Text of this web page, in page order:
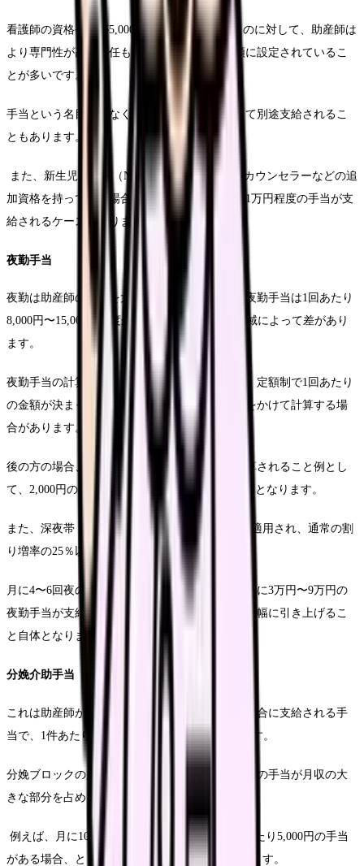
看護師の資格手当が5,000円〜1万円程度であるのに対して、助産師は
より専門性が高く責任も大きいので、より高額に設定されているこ
とが多いです。
手当という名目ではなく、「助産師手当」として別途支給されるこ
ともあります。
また、新生児蘇生法（NCPR）や母乳育児専門カウンセラーなどの追
加資格を持っている場合、それぞれの数千円〜1万円程度の手当が支
給されるケースもあります。
夜勤手当
夜勤は助産師の収入を大きく決める要素です。夜勤手当は1回あたり
8,000円〜15,000円程度が相場ですが、施設や地域によって差があり
ます。
夜勤手当の計算方法も施設によって異なります。定額制で1回あたり
の金額が決まっている場合と、時間給に割増率をかけて計算する場
合があります。
後の方の場合、通常の手当の25〜50％増額で計算されること例とし
て、2,000円の場合、夜勤割りは2,500円〜3,000円となります。
また、深夜帯（22時〜翌5時）は法定の割増率が適用され、通常の割
り増率の25％以上が上乗せされます。
月に4〜6回夜の勤労を達成すると、基本給とは別に3万円〜9万円の
夜勤手当が支給されることになり、総支給額を大幅に引き上げるこ
と自体となります。
分娩介助手当
これは助産師が分娩に立ち会い、介助を行った場合に支給される手
当で、1件あたり3,000円〜10,000円程度が相場です。
分娩ブロックの多いクリニックや助産院では、この手当が月収の大
きな部分を占めることもあります。
例えば、月に10件の分娩を主導で補助し、1件あたり5,000円の手当
がある場合、とりあえず5万円の追加収入となります。